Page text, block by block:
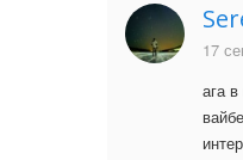
17
ага